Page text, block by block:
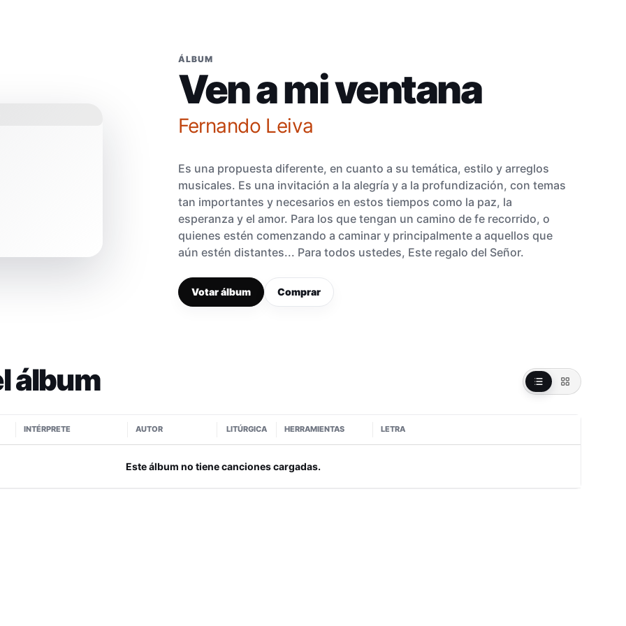
ÁLBUM
Ven a mi ventana
Fernando Leiva
Es una propuesta diferente, en cuanto a su temática, estilo y arreglos
musicales. Es una invitación a la alegría y a la profundización, con temas
tan importantes y necesarios en estos tiempos como la paz, la
esperanza y el amor. Para los que tengan un camino de fe recorrido, o
quienes estén comenzando a caminar y principalmente a aquellos que
aún estén distantes... Para todos ustedes, Este regalo del Señor.
Votar álbum Comprar
álbum
INTÉRPRETE AUTOR LITÚRGICA HERRAMIENTAS LETRA
Este álbum no tiene canciones cargadas.